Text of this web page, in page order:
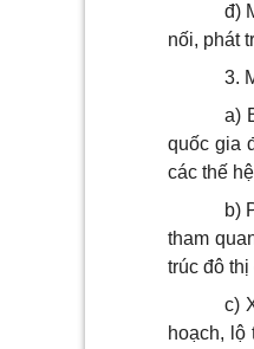
đ)
nối, phát
3.
a)
quốc gia
các thế
b)
tham
trúc đô
c)
hoạch, lộ